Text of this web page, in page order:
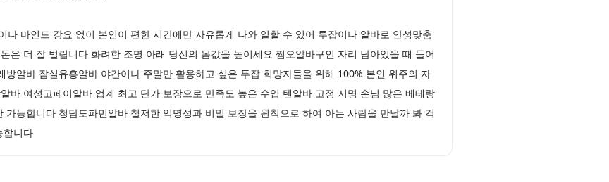
나 마인드 강요 없이 본인이 편한 시간에만 자유롭게 나와 일할 수 있어 투잡이나 알바로 안성맞춤
은 더 잘 벌립니다 화려한 조명 아래 당신의 몸값을 높이세요 쩜오알바구인 자리 남아있을 때 들어
방알바 잠실유흥알바 야간이나 주말만 활용하고 싶은 투잡 희망자들을 위해 100% 본인 위주의 자
바 여성고페이알바 업계 최고 단가 보장으로 만족도 높은 수입 텐알바 고정 지명 손님 많은 베테랑
능합니다 청담도파민알바 철저한 익명성과 비밀 보장을 원칙으로 하여 아는 사람을 만날까 봐 걱
합니다